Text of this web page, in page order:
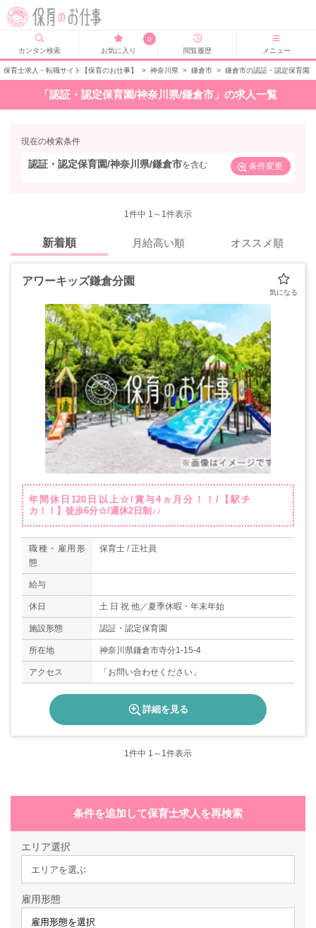
カンタン検索
0
お気に入り
閲覧履歴 メニュー
保育士求人・転職サイト【保育のお仕事】 > 神奈川県 > 鎌倉市 > 鎌倉市の認証・認定保育園
「認証・認定保育園/神奈川県/鎌倉市」の求人一覧
現在の検索条件
認証・認定保育園/神奈川県/鎌倉市を含む 条件変更
1件中 1～1件表示
新着順 月給高い順 オススメ順
アワーキッズ鎌倉分園
年間休日120日以上☆/賞与4ヵ月分！！/【駅チ
カ！！】徒歩6分☆/週休2日制♪♪
職種・雇用形
態
保育士 / 正社員
給与
休日 土 日 祝 他／夏季休暇・年末年始
施設形態 認証・認定保育園
所在地 神奈川県鎌倉市寺分1-15-4
アクセス 「お問い合わせください」
詳細を見る
1件中 1～1件表示
条件を追加して保育士求人を再検索
エリア選択
エリアを選ぶ
雇用形態